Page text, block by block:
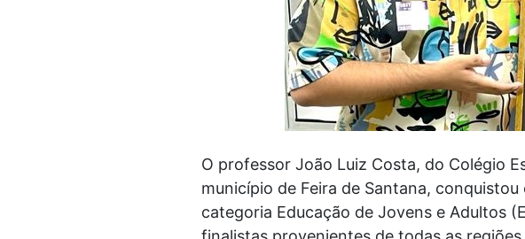
O professor João Luiz Costa, do Colégio
município de Feira de Santana,
categoria Educação de Jovens e Adultos